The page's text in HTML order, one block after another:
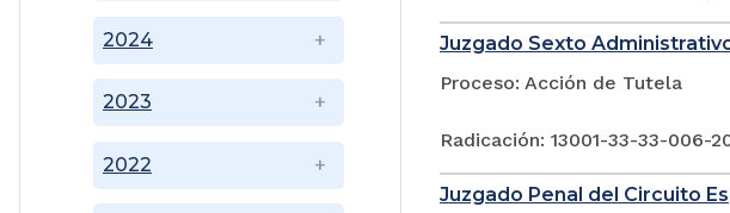
2022
2023
2024
Juzgado Sexto
Proceso: Acción de Tutela
Radicación: 13001-33-33-006-
Juzgado Penal del Circuito